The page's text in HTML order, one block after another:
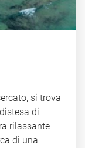
si trova
di
rilassante
di una